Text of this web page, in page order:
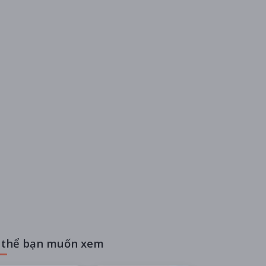
thể bạn muốn xem